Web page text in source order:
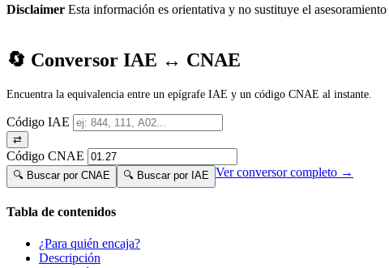
Disclaimer Esta información es orientativa y no sustituye el
🔄 Conversor IAE ↔ CNAE
Encuentra la equivalencia entre un epígrafe IAE y un código CNAE al instante.
Código IAE
⇄
Código CNAE
🔍 Buscar por CNAE 🔍 Buscar por IAE Ver conversor completo →
Tabla de contenidos
¿Para quién encaja?
Descripción